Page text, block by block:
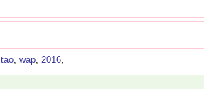
tạo, wap, 2016,